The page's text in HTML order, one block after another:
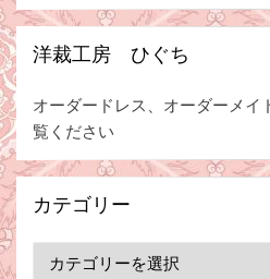
洋裁工房 ひぐち
オーダードレス、オーダーメイ
覧ください
カテゴリー